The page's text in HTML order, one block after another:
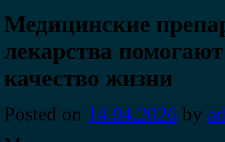
Медицинские
лекарства
качество жизни
Posted on 14.04.2026 by